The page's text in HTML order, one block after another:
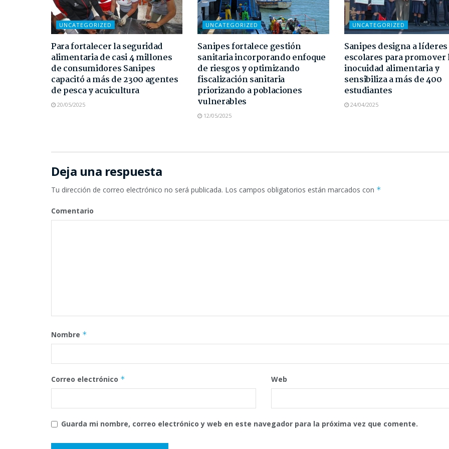
UNCATEGORIZED
Para fortalecer la seguridad
alimentaria de casi 4 millones
de consumidores Sanipes
capacitó a más de 2300 agentes
de pesca y acuicultura
20/05/2025
UNCATEGORIZED
Sanipes fortalece gestión
sanitaria incorporando enfoque
de riesgos y optimizando
fiscalización sanitaria
priorizando a poblaciones
vulnerables
12/05/2025
UNCATEGORIZED
Sanipes designa a líderes
escolares para promover
inocuidad alimentaria y
sensibiliza a más de 400
estudiantes
24/04/2025
Deja una respuesta
Tu dirección de correo electrónico no será publicada. Los campos obligatorios están marcados con *
Comentario
Nombre *
Correo electrónico * Web
Guarda mi nombre, correo electrónico y web en este navegador para la próxima vez que comente.